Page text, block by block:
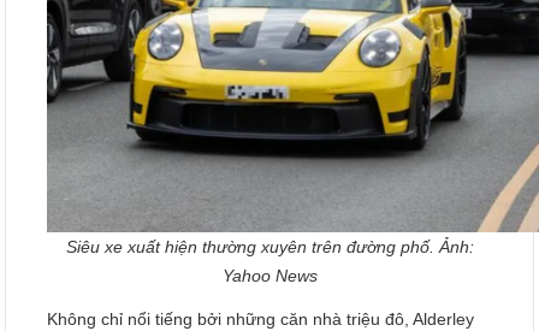
Siêu xe xuất hiện thường xuyên trên đường phố. Ảnh:
Yahoo News
Không chỉ nổi tiếng bởi những căn nhà triệu đô, Alderley